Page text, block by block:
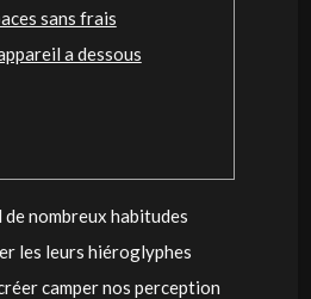
sans frais
a dessous
nombreux habitudes
les leurs hiéroglyphes
camper nos perception